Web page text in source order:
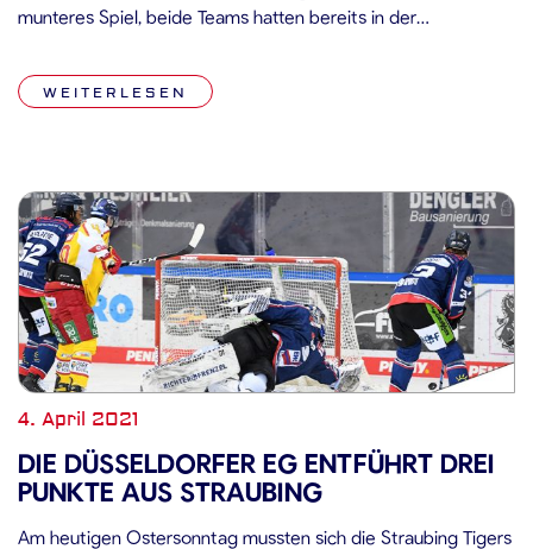
munteres Spiel, beide Teams hatten bereits in der
gegnerischen Torhüter. In der siebten Spielminute musste der
Krefelder Lucas Lessio wegen Hakens […]
WEITERLESEN
4. April 2021
DIE DÜSSELDORFER EG ENTFÜHRT DREI
PUNKTE AUS STRAUBING
Am heutigen Ostersonntag mussten sich die Straubing Tigers